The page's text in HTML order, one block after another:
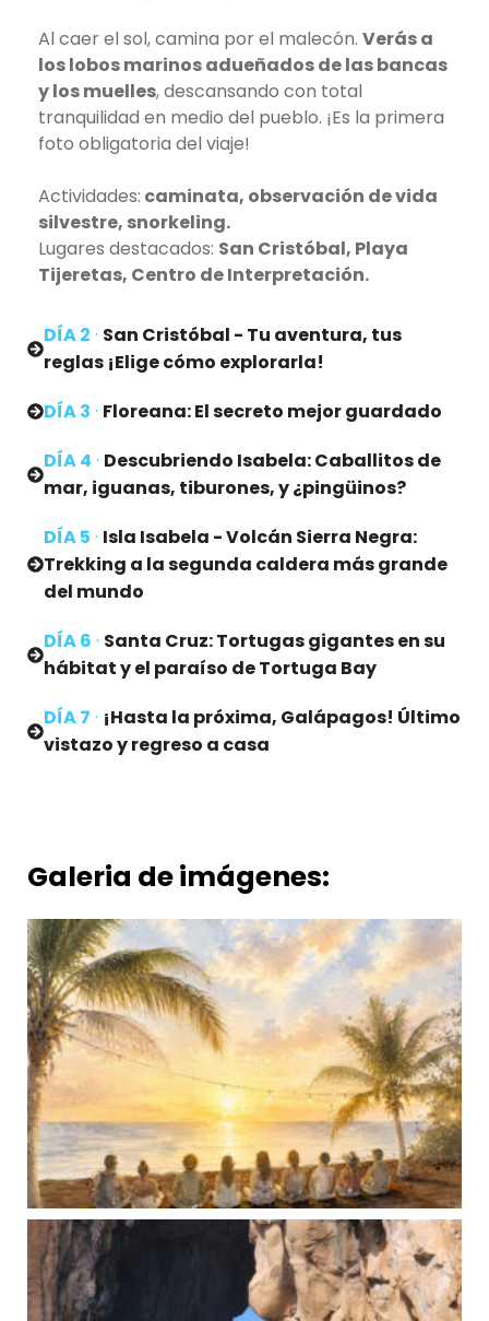
Al caer el sol, camina por el malecón. Verás a
los lobos marinos adueñados de las bancas
y los muelles, descansando con total
tranquilidad en medio del pueblo. ¡Es la primera
foto obligatoria del viaje!
Actividades: caminata, observación de vida
silvestre, snorkeling.
Lugares destacados: San Cristóbal, Playa
Tijeretas, Centro de Interpretación.
DÍA 2 · San Cristóbal - Tu aventura, tus
reglas ¡Elige cómo explorarla!
DÍA 3 · Floreana: El secreto mejor guardado
DÍA 4 · Descubriendo Isabela: Caballitos de
mar, iguanas, tiburones, y ¿pingüinos?
DÍA 5 · Isla Isabela - Volcán Sierra Negra:
Trekking a la segunda caldera más grande
del mundo
DÍA 6 · Santa Cruz: Tortugas gigantes en su
hábitat y el paraíso de Tortuga Bay
DÍA 7 · ¡Hasta la próxima, Galápagos! Último
vistazo y regreso a casa
Galeria de imágenes: